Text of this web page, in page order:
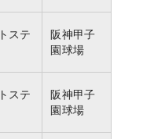
ステ
阪神甲子
園球場
ステ
阪神甲子
園球場